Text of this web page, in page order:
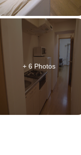
+ 6 Photos